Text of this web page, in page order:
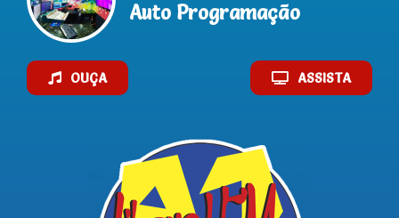
Auto Programação
OUÇA ASSISTA